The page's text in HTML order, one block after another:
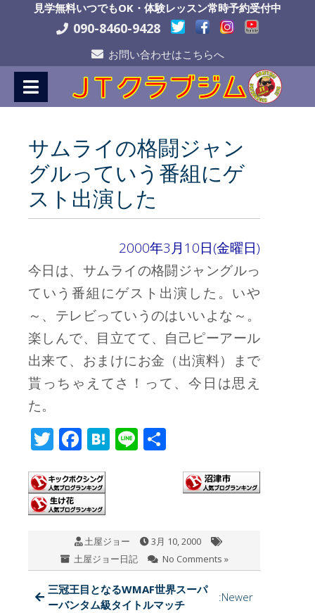
見学無料いつでもOK・体験レッスン常時予約受付中
090-8460-9428
お問い合わせはこちらへ
サムライの格闘ジャン
グルっていう番組にゲ
スト出演した
2000年3月10日(金曜日)
今日は、サムライの格闘ジャングルっ
ていう番組にゲスト出演した。いや
～、テレビっていうのはいいよな～。
楽しんで、目立てて、自己ピーアール
出来て、おまけにお金（出演料）まで
貰っちゃえてさ！って、今日は思え
た。
T
tt
er
F
e
b
o
o
k
H Li
土屋ジョー
3月 10, 2000
土屋ジョー日記
No Comments »
三冠王目となるWMAF世界スーパ
ーバンタム級タイトルマッチ
:Newer